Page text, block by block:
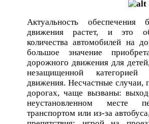
Актуальность обеспечения
движения растет, и это
количества автомобилей на
большое значение
дорожного движения для
незащищенной категорией
движения. Несчастные случаи,
дорогах, чаще вызваны:
неустановленном месте
транспортом или из-за